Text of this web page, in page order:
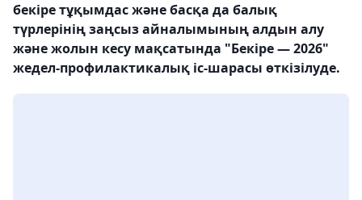
бекіре тұқымдас және басқа да балық
түрлерінің заңсыз айналымының алдын алу
және жолын кесу мақсатында "Бекіре — 2026"
жедел-профилактикалық іс-шарасы өткізілуде.